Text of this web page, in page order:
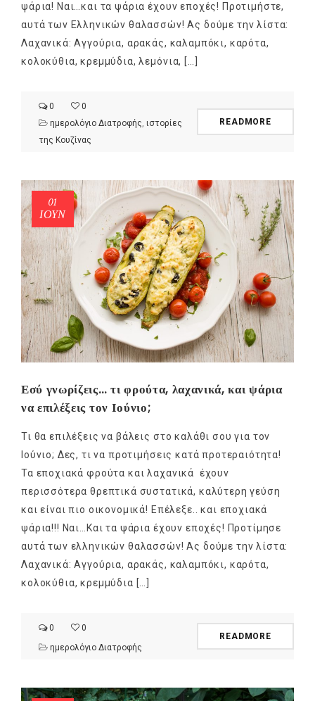
ψάρια! Ναι…και τα ψάρια έχουν εποχές! Προτιμήστε,
αυτά των Ελληνικών θαλασσών! Ας δούμε την λίστα:
Λαχανικά: Αγγούρια, αρακάς, καλαμπόκι, καρότα,
κολοκύθια, κρεμμύδια, λεμόνια, […]
0
0
ημερολόγιο Διατροφής, ιστορίες
της Κουζίνας
READMORE
01
ΙΟΎΝ
Εσύ γνωρίζεις… τι φρούτα, λαχανικά, και ψάρια
να επιλέξεις τον Ιούνιο;
Τι θα επιλέξεις να βάλεις στο καλάθι σου για τον
Ιούνιο; Δες, τι να προτιμήσεις κατά προτεραιότητα!
Τα εποχιακά φρούτα και λαχανικά έχουν
περισσότερα θρεπτικά συστατικά, καλύτερη γεύση
και είναι πιο οικονομικά! Επέλεξε.. και εποχιακά
ψάρια!!! Ναι…Και τα ψάρια έχουν εποχές! Προτίμησε
αυτά των ελληνικών θαλασσών! Ας δούμε την λίστα:
Λαχανικά: Αγγούρια, αρακάς, καλαμπόκι, καρότα,
κολοκύθια, κρεμμύδια […]
0
0
ημερολόγιο Διατροφής
READMORE